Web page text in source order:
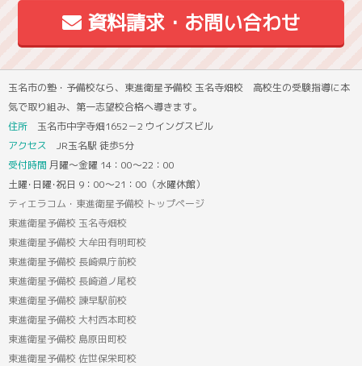
資料請求・お問い合わせ
玉名市の塾・予備校なら、東進衛星予備校 玉名寺畑校 高校生の受験指導に本
気で取り組み、第一志望校合格へ導きます。
住所 玉名市中字寺畑1652－2 ウイングスビル
アクセス JR玉名駅 徒歩5分
受付時間 月曜～金曜 14：00～22：00
土曜･日曜･祝日 9：00～21：00（水曜休館）
ティエラコム・東進衛星予備校 トップページ
東進衛星予備校 玉名寺畑校
東進衛星予備校 大牟田有明町校
東進衛星予備校 長崎県庁前校
東進衛星予備校 長崎道ノ尾校
東進衛星予備校 諫早駅前校
東進衛星予備校 大村西本町校
東進衛星予備校 島原田町校
東進衛星予備校 佐世保栄町校